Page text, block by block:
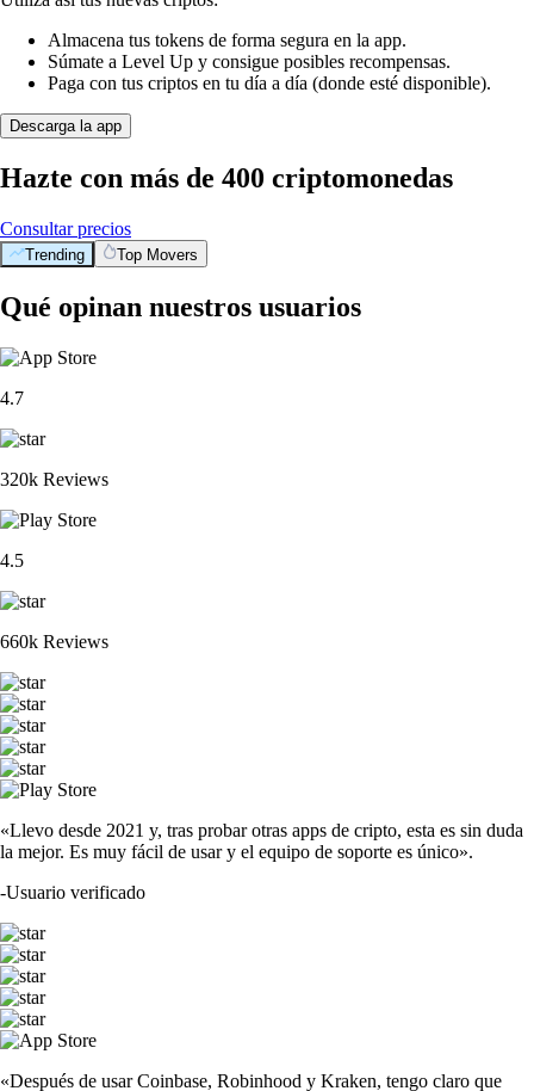
Almacena tus tokens de forma segura en la app.
Súmate a Level Up y consigue posibles recompensas.
Paga con tus criptos en tu día a día (donde esté disponible).
Descarga la app
Hazte con más de 400 criptomonedas
Consultar precios
Trending Top Movers
Qué opinan nuestros usuarios
4.7
320k Reviews
4.5
660k Reviews
«Llevo desde 2021 y, tras probar otras apps de cripto, esta es sin duda
la mejor. Es muy fácil de usar y el equipo de soporte es único».
-Usuario verificado
«Después de usar Coinbase, Robinhood y Kraken, tengo claro que